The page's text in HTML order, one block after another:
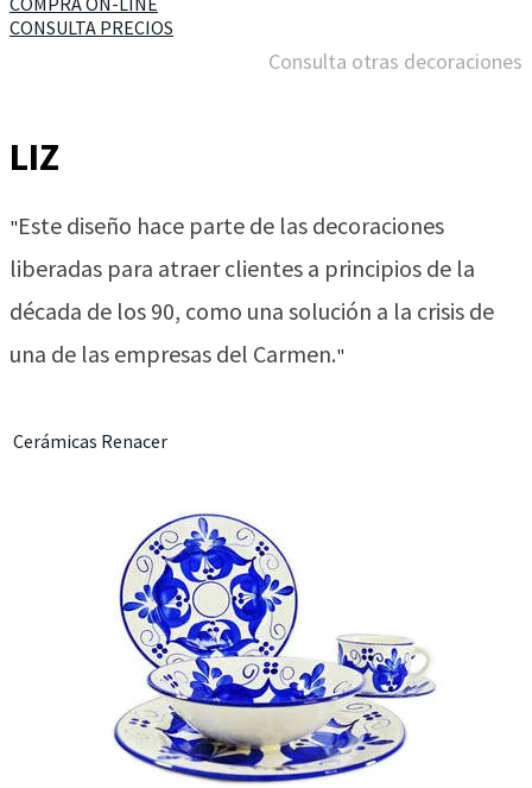
CONSULTA PRECIOS
Consulta otras decoraciones
LIZ
"Este diseño hace parte de las decoraciones
liberadas para atraer clientes a principios de la
década de los 90, como una solución a la crisis de
una de las empresas del Carmen."
Cerámicas Renacer